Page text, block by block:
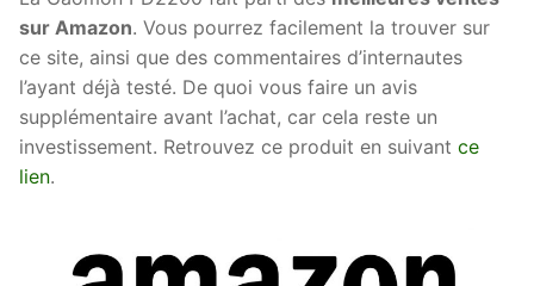
sur Amazon. Vous pourrez facilement la trouver sur
ce site, ainsi que des commentaires d’internautes
l’ayant déjà testé. De quoi vous faire un avis
supplémentaire avant l’achat, car cela reste un
investissement. Retrouvez ce produit en suivant ce
lien.